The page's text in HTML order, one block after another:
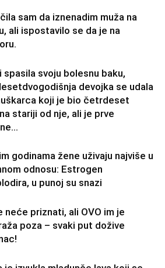
sam da iznenadim muža na
ali ispostavilo se da je na
spasila svoju bolesnu baku,
devojka se udala
koji je bio četrdeset
stariji od nje, ali je prve
godinama žene uživaju najviše u
odnosu: Estrogen
u punoj su snazi
neće priznati, ali OVO im je
poza – svaki put dožive